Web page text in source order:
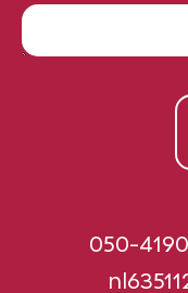
050-